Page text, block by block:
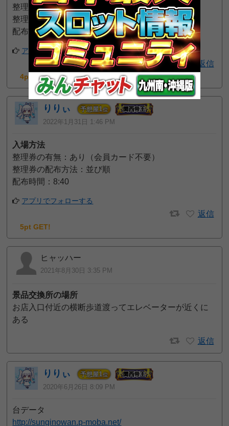
整理券の有無：あり（会員カード不要）
整理券の配布方法：抽選
配布時間：8:50
アプリでフォローする
返信
4pt GET!
りりぃ 予想屋1位
2022年1月31日 1:46 PM
入場方法
整理券の有無：あり（会員カード不要）
整理券の配布方法：並び順
配布時間：8:40
アプリでフォローする
返信
5pt GET!
ヒャッハー
2021年8月30日 3:35 PM
景品交換所の場所
お店入口付近の横断歩道渡ってエレベーターが近くに
ある
返信
りりぃ 予想屋1位
2020年6月26日 8:09 PM
台データ
http://sunginowan.p-moba.net/